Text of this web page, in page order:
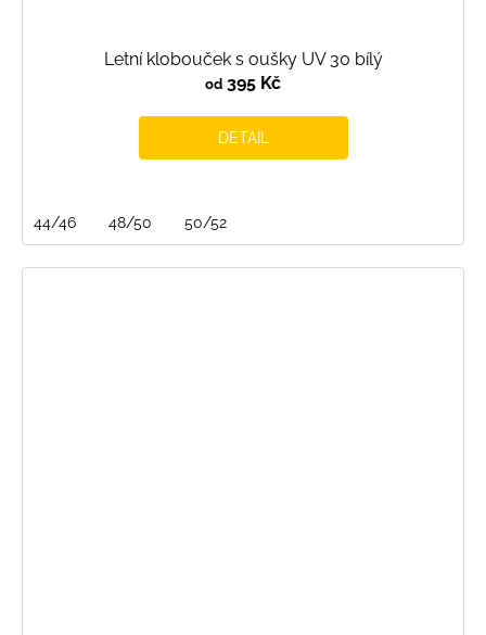
Letní klobouček s oušky UV 30 bílý
od 395 Kč
DETAIL
44/46 48/50 50/52